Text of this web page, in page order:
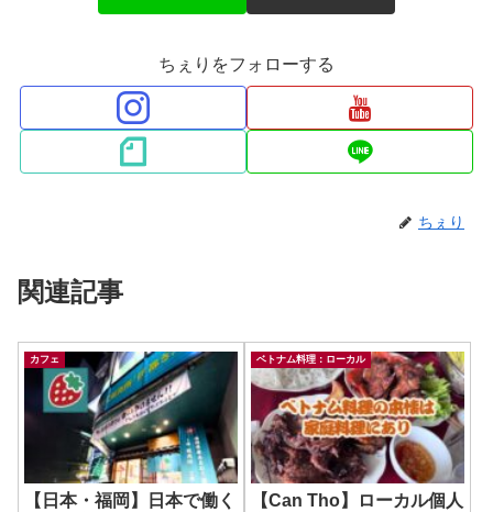
ちぇりをフォローする
ちぇり
関連記事
カフェ
【日本・福岡】日本で働く
ベトナム料理：ローカル
【Can Tho】ローカル個人